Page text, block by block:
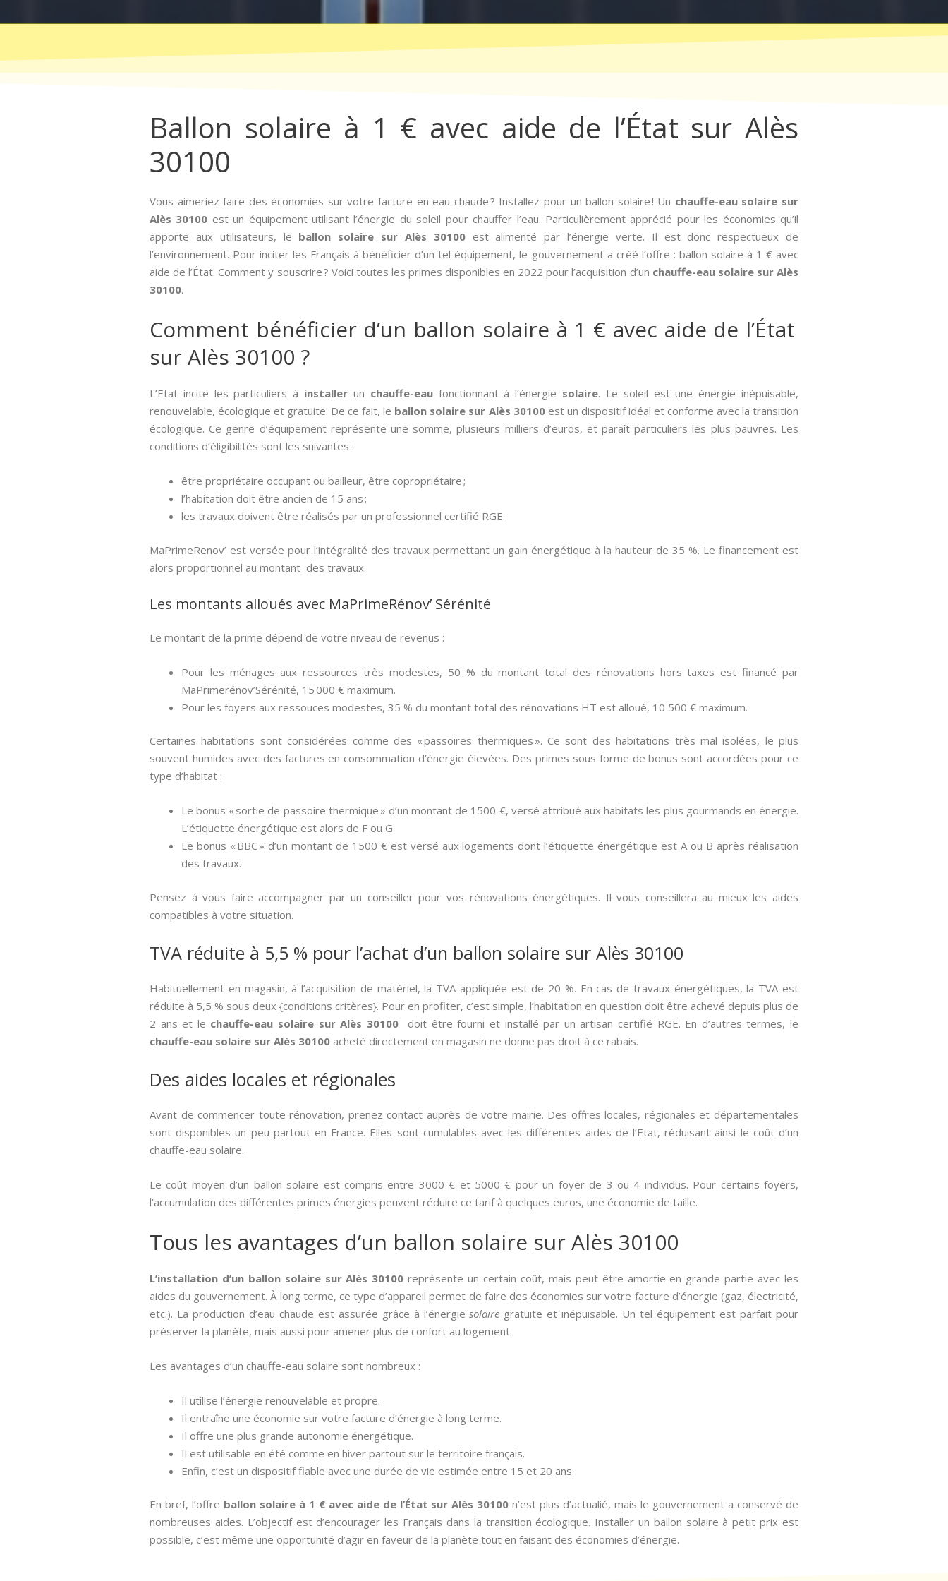
Ballon solaire à 1 € avec aide de l’État sur Alès
30100
Vous aimeriez faire des économies sur votre facture en eau chaude ? Installez pour un ballon solaire ! Un chauffe-eau solaire sur
Alès 30100 est un équipement utilisant l’énergie du soleil pour chauffer l’eau. Particulièrement apprécié pour les économies qu’il
apporte aux utilisateurs, le ballon solaire sur Alès 30100 est alimenté par l’énergie verte. Il est donc respectueux de
l’environnement. Pour inciter les Français à bénéficier d’un tel équipement, le gouvernement a créé l’offre : ballon solaire à 1 € avec
aide de l’État. Comment y souscrire ? Voici toutes les primes disponibles en 2022 pour l’acquisition d’un chauffe-eau solaire sur Alès
30100.
Comment bénéficier d’un ballon solaire à 1 € avec aide de l’État
sur Alès 30100 ?
L’Etat incite les particuliers à installer un chauffe-eaufonctionnant à l’énergie solaire. Le soleil est une énergie inépuisable,
renouvelable, écologique et gratuite. De ce fait, le ballon solaire sur Alès 30100est un dispositif idéal et conforme avec la transition
écologique. Ce genre d’équipement représente une somme, plusieurs milliers d’euros, et paraît particuliers les plus pauvres. Les
conditions d’éligibilités sont les suivantes :
être propriétaire occupant ou bailleur, être copropriétaire ;
l’habitation doit être ancien de 15 ans ;
les travaux doivent être réalisés par un professionnel certifié RGE.
MaPrimeRenov’ est versée pour l’intégralité des travaux permettant un gain énergétique à la hauteur de 35 %. Le financement est
alors proportionnel au montant des travaux.
Les montants alloués avec MaPrimeRénov’ Sérénité
Le montant de la prime dépend de votre niveau de revenus :
Pour les ménages aux ressources très modestes, 50 % du montant total des rénovations hors taxes est financé par
MaPrimerénov’Sérénité, 15 000 € maximum.
Pour les foyers aux ressouces modestes, 35 % du montant total des rénovations HT est alloué, 10 500 € maximum.
Certaines habitations sont considérées comme des « passoires thermiques ». Ce sont des habitations très mal isolées, le plus
souvent humides avec des factures en consommation d’énergie élevées. Des primes sous forme de bonus sont accordées pour ce
type d’habitat :
Le bonus « sortie de passoire thermique » d’un montant de 1500 €, versé attribué aux habitats les plus gourmands en énergie.
L’étiquette énergétique est alors de F ou G.
Le bonus « BBC » d’un montant de 1500 € est versé aux logements dont l’étiquette énergétique est A ou B après réalisation
des travaux.
Pensez à vous faire accompagner par un conseiller pour vos rénovations énergétiques. Il vous conseillera au mieux les aides
compatibles à votre situation.
TVA réduite à 5,5 % pour l’achat d’un ballon solaire sur Alès 30100
Habituellement en magasin, à l’acquisition de matériel, la TVA appliquée est de 20 %. En cas de travaux énergétiques, la TVA est
réduite à 5,5 % sous deux {conditions critères}. Pour en profiter, c’est simple, l’habitation en question doit être achevé depuis plus de
2 ans et le chauffe-eau solaire sur Alès 30100doit être fourni et installé par un artisan certifié RGE. En d’autres termes, le
chauffe-eau solaire sur Alès 30100 acheté directement en magasin ne donne pas droit à ce rabais.
Des aides locales et régionales
Avant de commencer toute rénovation, prenez contact auprès de votre mairie. Des offres locales, régionales et départementales
sont disponibles un peu partout en France. Elles sont cumulables avec les différentes aides de l’Etat, réduisant ainsi le coût d’un
chauffe-eau solaire.
Le coût moyen d’un ballon solaire est compris entre 3000 € et 5000 € pour un foyer de 3 ou 4 individus. Pour certains foyers,
l’accumulation des différentes primes énergies peuvent réduire ce tarif à quelques euros, une économie de taille.
Tous les avantages d’un ballon solaire sur Alès 30100
L’installation d’un ballon solaire sur Alès 30100 représente un certain coût, mais peut être amortie en grande partie avec les
aides du gouvernement. À long terme, ce type d’appareil permet de faire des économies sur votre facture d’énergie (gaz, électricité,
etc.). La production d’eau chaude est assurée grâce à l’énergiesolaire gratuite et inépuisable. Un tel équipement est parfait pour
préserver la planète, mais aussi pour amener plus de confort au logement.
Les avantages d’un chauffe-eau solaire sont nombreux :
Il utilise l’énergie renouvelable et propre.
Il entraîne une économie sur votre facture d’énergie à long terme.
Il offre une plus grande autonomie énergétique.
Il est utilisable en été comme en hiver partout sur le territoire français.
Enfin, c’est un dispositif fiable avec une durée de vie estimée entre 15 et 20 ans.
En bref, l’offre ballon solaire à 1 € avec aide de l’État sur Alès 30100 n’est plus d’actualié, mais le gouvernement a conservé de
nombreuses aides. L’objectif est d’encourager les Français dans la transition écologique. Installer un ballon solaire à petit prix est
possible, c’est même une opportunité d’agir en faveur de la planète tout en faisant des économies d’énergie.